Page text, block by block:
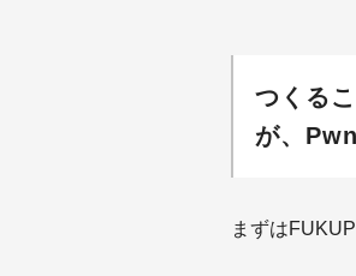
つくる
が、
まずは